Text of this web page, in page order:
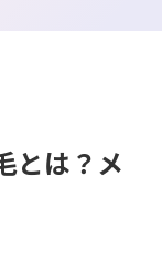
とは？メ